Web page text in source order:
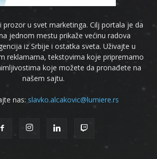
prozor u svet marketinga. Cilj portala je da
jednom mestu prikaže većinu radova
iz Srbije i ostatka sveta. Uživajte u
reklamama, tekstovima koje pripremamo
koje možete da pronađete na
našem sajtu.
nas: slavko.alcakovic@lumiere.rs